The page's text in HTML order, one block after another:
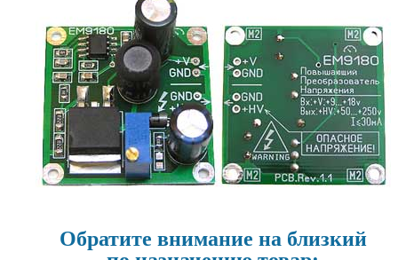
Обратите внимание на близкий